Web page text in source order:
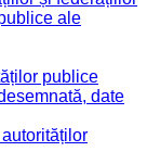
ale
publice
date